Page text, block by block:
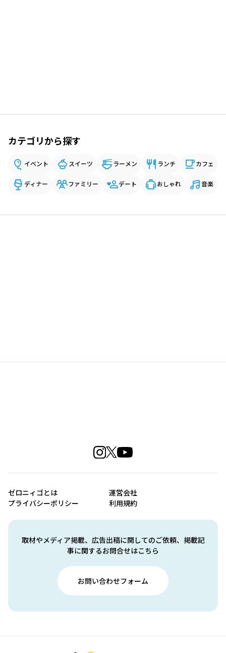
カテゴリから探す
イベント スイーツ ラーメン ランチ カフェ
ディナー ファミリー デート おしゃれ 音楽
取材やメディア掲載、広告出稿に関してのご依頼、掲載記
事に関するお問合せはこちら
お問い合わせフォーム
ゼロニィゴとは
運営会社
プライバシーポリシー
利用規約